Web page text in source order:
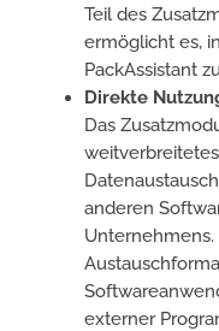
Teil des
ermöglicht es,
PackAssistant
Direkte
Das
anderen
Unternehmens.
externer